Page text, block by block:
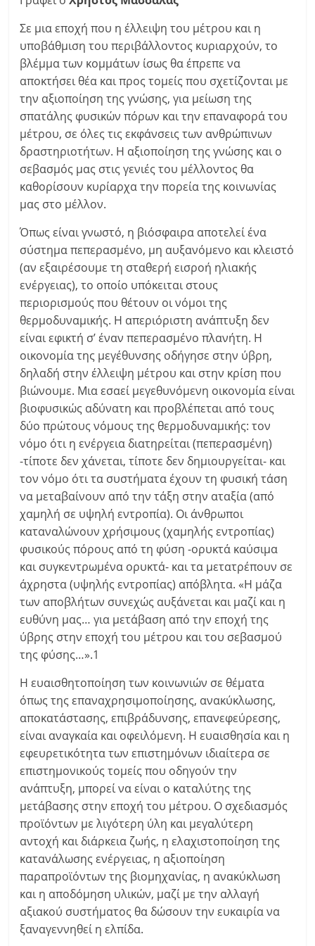
Σε μια εποχή που η έλλειψη του μέτρου και η
υποβάθμιση του περιβάλλοντος κυριαρχούν, το
βλέμμα των κομμάτων ίσως θα έπρεπε να
αποκτήσει θέα και προς τομείς που σχετίζονται με
την αξιοποίηση της γνώσης, για μείωση της
σπατάλης φυσικών πόρων και την επαναφορά του
μέτρου, σε όλες τις εκφάνσεις των ανθρώπινων
δραστηριοτήτων. Η αξιοποίηση της γνώσης και ο
σεβασμός μας στις γενιές του μέλλοντος θα
καθορίσουν κυρίαρχα την πορεία της κοινωνίας
μας στο μέλλον.
Όπως είναι γνωστό, η βιόσφαιρα αποτελεί ένα
σύστημα πεπερασμένο, μη αυξανόμενο και κλειστό
(αν εξαιρέσουμε τη σταθερή εισροή ηλιακής
ενέργειας), το οποίο υπόκειται στους
περιορισμούς που θέτουν οι νόμοι της
θερμοδυναμικής. Η απεριόριστη ανάπτυξη δεν
είναι εφικτή σ’ έναν πεπερασμένο πλανήτη. Η
οικονομία της μεγέθυνσης οδήγησε στην ύβρη,
δηλαδή στην έλλειψη μέτρου και στην κρίση που
βιώνουμε. Μια εσαεί μεγεθυνόμενη οικονομία είναι
βιοφυσικώς αδύνατη και προβλέπεται από τους
δύο πρώτους νόμους της θερμοδυναμικής: τον
νόμο ότι η ενέργεια διατηρείται (πεπερασμένη)
-τίποτε δεν χάνεται, τίποτε δεν δημιουργείται- και
τον νόμο ότι τα συστήματα έχουν τη φυσική τάση
να μεταβαίνουν από την τάξη στην αταξία (από
χαμηλή σε υψηλή εντροπία). Οι άνθρωποι
καταναλώνουν χρήσιμους (χαμηλής εντροπίας)
φυσικούς πόρους από τη φύση -ορυκτά καύσιμα
και συγκεντρωμένα ορυκτά- και τα μετατρέπουν σε
άχρηστα (υψηλής εντροπίας) απόβλητα. «Η μάζα
των αποβλήτων συνεχώς αυξάνεται και μαζί και η
ευθύνη μας… για μετάβαση από την εποχή της
ύβρης στην εποχή του μέτρου και του σεβασμού
της φύσης…».1
Η ευαισθητοποίηση των κοινωνιών σε θέματα
όπως της επαναχρησιμοποίησης, ανακύκλωσης,
αποκατάστασης, επιβράδυνσης, επανεφεύρεσης,
είναι αναγκαία και οφειλόμενη. Η ευαισθησία και η
εφευρετικότητα των επιστημόνων ιδιαίτερα σε
επιστημονικούς τομείς που οδηγούν την
ανάπτυξη, μπορεί να είναι ο καταλύτης της
μετάβασης στην εποχή του μέτρου. Ο σχεδιασμός
προϊόντων με λιγότερη ύλη και μεγαλύτερη
αντοχή και διάρκεια ζωής, η ελαχιστοποίηση της
κατανάλωσης ενέργειας, η αξιοποίηση
παραπροϊόντων της βιομηχανίας, η ανακύκλωση
και η αποδόμηση υλικών, μαζί με την αλλαγή
αξιακού συστήματος θα δώσουν την ευκαιρία να
ξαναγεννηθεί η ελπίδα.